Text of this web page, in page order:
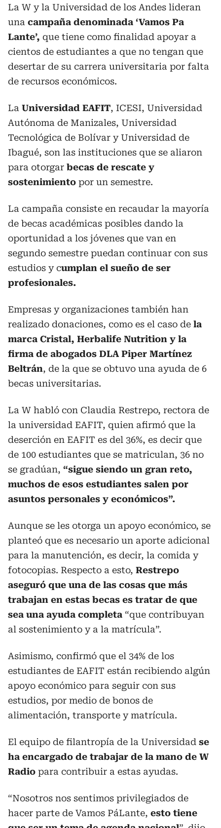
La W y la Universidad de los Andes lideran
una campaña denominada ‘Vamos Pa
Lante’, que tiene como finalidad apoyar a
cientos de estudiantes a que no tengan que
desertar de su carrera universitaria por falta
de recursos económicos.
La Universidad EAFIT, ICESI, Universidad
Autónoma de Manizales, Universidad
Tecnológica de Bolívar y Universidad de
Ibagué, son las instituciones que se aliaron
para otorgar becas de rescate y
sostenimiento por un semestre.
La campaña consiste en recaudar la mayoría
de becas académicas posibles dando la
oportunidad a los jóvenes que van en
segundo semestre puedan continuar con sus
estudios y cumplan el sueño de ser
profesionales.
Empresas y organizaciones también han
realizado donaciones, como es el caso de la
marca Cristal, Herbalife Nutrition y la
firma de abogados DLA Piper Martínez
Beltrán, de la que se obtuvo una ayuda de 6
becas universitarias.
La W habló con Claudia Restrepo, rectora de
la universidad EAFIT, quien afirmó que la
deserción en EAFIT es del 36%, es decir que
de 100 estudiantes que se matriculan, 36 no
se gradúan, “sigue siendo un gran reto,
muchos de esos estudiantes salen por
asuntos personales y económicos”.
Aunque se les otorga un apoyo económico, se
planteó que es necesario un aporte adicional
para la manutención, es decir, la comida y
fotocopias. Respecto a esto, Restrepo
aseguró que una de las cosas que más
trabajan en estas becas es tratar de que
sea una ayuda completa “que contribuyan
al sostenimiento y a la matrícula”.
Asimismo, confirmó que el 34% de los
estudiantes de EAFIT están recibiendo algún
apoyo económico para seguir con sus
estudios, por medio de bonos de
alimentación, transporte y matrícula.
El equipo de filantropía de la Universidad se
ha encargado de trabajar de la mano de W
Radio para contribuir a estas ayudas.
“Nosotros nos sentimos privilegiados de
hacer parte de Vamos Pa´Lante, esto tiene